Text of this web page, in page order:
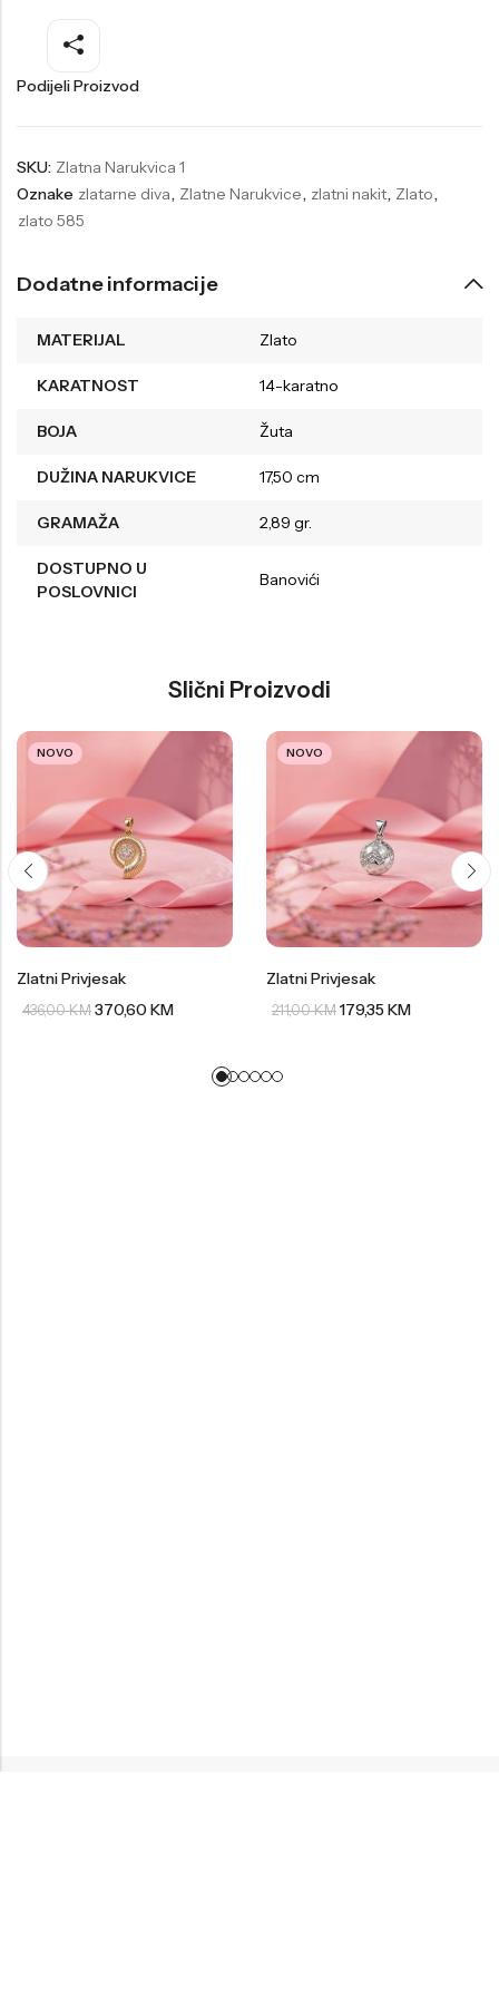
Podijeli Proizvod
SKU: Zlatna Narukvica 1
Oznake zlatarne diva, Zlatne Narukvice, zlatni nakit, Zlato,
zlato 585
Dodatne informacije
MATERIJAL Zlato
KARATNOST 14-karatno
BOJA Žuta
DUŽINA NARUKVICE 17,50 cm
GRAMAŽA 2,89 gr.
DOSTUPNO U
POSLOVNICI
Banovići
Slični Proizvodi
NOVO
Zlatni Privjesak
436,00KM 370,60 KM
NOVO
Zlatni Privjesak
211,00KM 179,35KM
Welder
Liu-Jo
Festina
Wesse
Wesse
Daisy Dixon
Diesel
Lotus